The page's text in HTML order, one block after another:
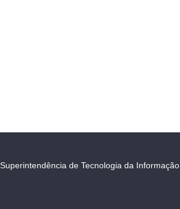
Superintendência de Tecnologia da Informação